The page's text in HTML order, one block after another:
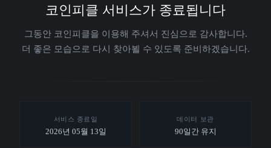
코인피클 서비스가 종료됩니다
그동안 코인피클을 이용해 주셔서 진심으로 감사합니다.
더 좋은 모습으로 다시 찾아뵐 수 있도록 준비하겠습니다.
서비스 종료일
2026년 05월 13일
데이터 보관
90일간 유지